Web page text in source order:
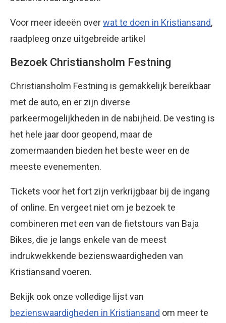
Voor meer ideeën overwat te doen in Kristiansand,
raadpleeg onze uitgebreide artikel
Bezoek Christiansholm Festning
Christiansholm Festning is gemakkelijk bereikbaar
met de auto, en er zijn diverse
parkeermogelijkheden in de nabijheid. De vesting is
het hele jaar door geopend, maar de
zomermaanden bieden het beste weer en de
meeste evenementen.
Tickets voor het fort zijn verkrijgbaar bij de ingang
of online. En vergeet niet om je bezoek te
combineren met een van de fietstours van Baja
Bikes, die je langs enkele van de meest
indrukwekkende bezienswaardigheden van
Kristiansand voeren.
Bekijk ook onze volledige lijst van
bezienswaardigheden in Kristiansand om meer te